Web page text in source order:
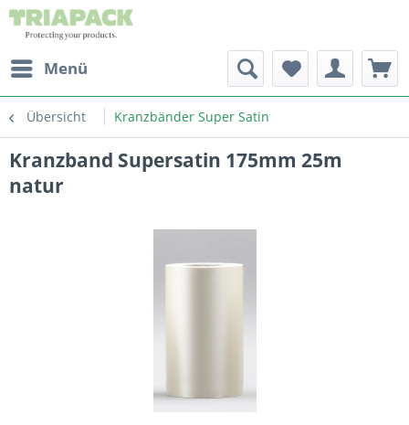
Menü
Übersicht Kranzbänder Super Satin
Kranzband Supersatin 175mm 25m
natur